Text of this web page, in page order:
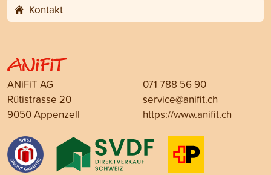
Kontakt
ANiFiT AG
Rütistrasse 20
9050 Appenzell
071 788 56 90
service@anifit.ch
https://www.anifit.ch